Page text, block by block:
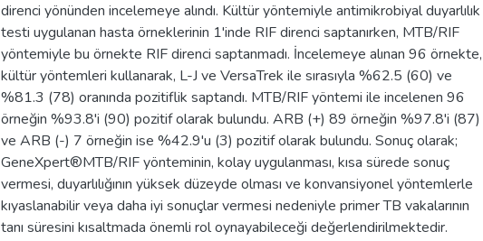
direnci yönünden incelemeye alındı. Kültür yöntemiyle antimikrobiyal duyarlılık
testi uygulanan hasta örneklerinin 1'inde RIF direnci saptanırken, MTB/RIF
yöntemiyle bu örnekte RIF direnci saptanmadı. İncelemeye alınan 96 örnekte,
kültür yöntemleri kullanarak, L-J ve VersaTrek ile sırasıyla %62.5 (60) ve
%81.3 (78) oranında pozitiflik saptandı. MTB/RIF yöntemi ile incelenen 96
örneğin %93.8'i (90) pozitif olarak bulundu. ARB (+) 89 örneğin %97.8'i (87)
ve ARB (-) 7 örneğin ise %42.9'u (3) pozitif olarak bulundu. Sonuç olarak;
GeneXpert®MTB/RIF yönteminin, kolay uygulanması, kısa sürede sonuç
vermesi, duyarlılığının yüksek düzeyde olması ve konvansiyonel yöntemlerle
kıyaslanabilir veya daha iyi sonuçlar vermesi nedeniyle primer TB vakalarının
tanı süresini kısaltmada önemli rol oynayabileceği değerlendirilmektedir.